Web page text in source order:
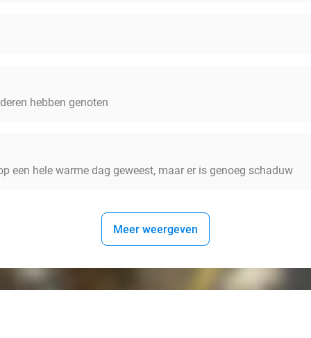
hebben genoten
een hele warme dag geweest, maar er is genoeg schaduw
Meer weergeven